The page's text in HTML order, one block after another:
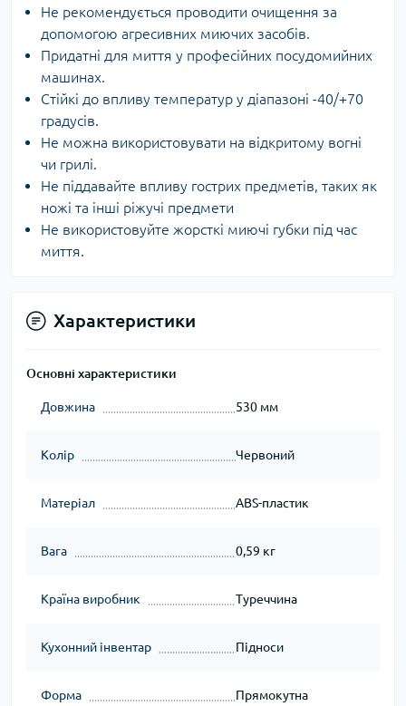
Не рекомендується проводити очищення за
допомогою агресивних миючих засобів.
Придатні для миття у професійних посудомийних
машинах.
Стійкі до впливу температур у діапазоні -40/+70
градусів.
Не можна використовувати на відкритому вогні
чи грилі.
Не піддавайте впливу гострих предметів, таких як
ножі та інші ріжучі предмети
Не використовуйте жорсткі миючі губки під час
миття.
Характеристики
Основні характеристики
Довжина 530 мм
Колір Червоний
Матеріал ABS-пластик
Вага 0,59 кг
Країна виробник Туреччина
Кухонний інвентар Підноси
Форма Прямокутна